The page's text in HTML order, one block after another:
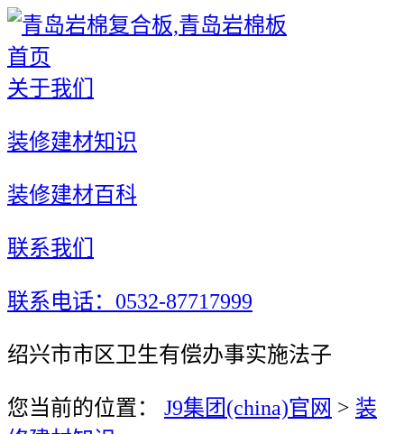
首页
关于我们
装修建材知识
装修建材百科
联系我们
联系电话：0532-87717999
绍兴市市区卫生有偿办事实施法子
您当前的位置： J9集团(china)官网 > 装